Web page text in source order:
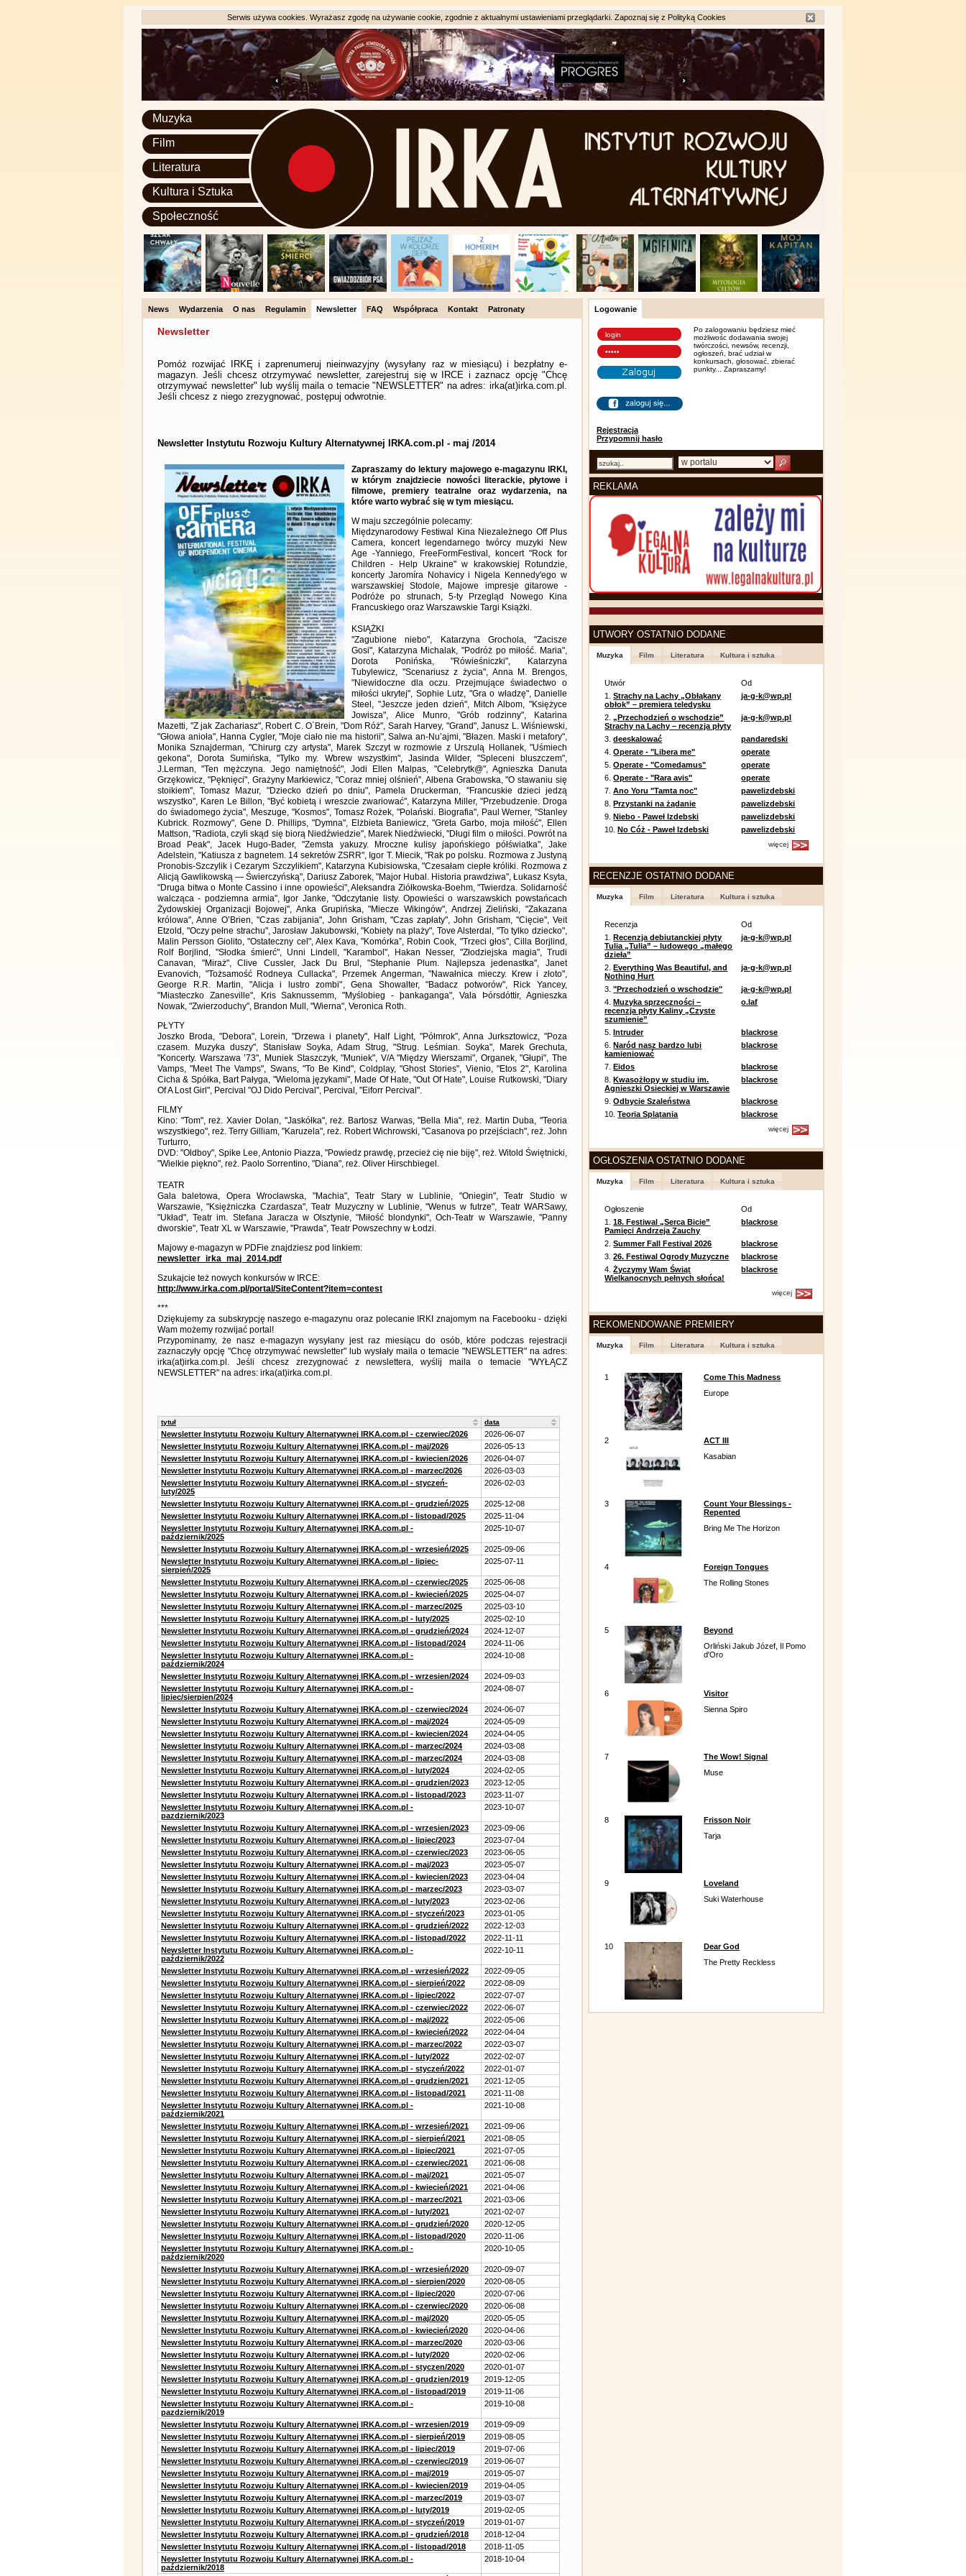
Serwis używa cookies. Wyrażasz zgodę na używanie cookie, zgodnie z aktualnymi ustawieniami przeglądarki. Zapoznaj się z Polityką Cookies
Muzyka
Film
Literatura
Kultura i Sztuka
Społeczność
News Wydarzenia O nas Regulamin Newsletter FAQ Współpraca Kontakt Patronaty
Newsletter
Pomóż rozwijać IRKĘ i zaprenumeruj nieinwazyjny (wysyłany raz w miesiącu) i bezpłatny e-
magazyn. Jeśli chcesz otrzymywać newsletter, zarejestruj się w IRCE i zaznacz opcję "Chcę
otrzymywać newsletter" lub wyślij maila o temacie "NEWSLETTER" na adres: irka(at)irka.com.pl.
Jeśli chcesz z niego zrezygnować, postępuj odwrotnie.
Newsletter Instytutu Rozwoju Kultury Alternatywnej IRKA.com.pl - maj /2014
Zapraszamy do lektury majowego e-magazynu IRKI,
w którym znajdziecie nowości literackie, płytowe i
filmowe, premiery teatralne oraz wydarzenia, na
które warto wybrać się w tym miesiącu.
W maju szczególnie polecamy:
Międzynarodowy Festiwal Kina Niezależnego Off Plus
Camera, koncert legendarnego twórcy muzyki New
Age -Yanniego, FreeFormFestival, koncert "Rock for
Children - Help Ukraine" w krakowskiej Rotundzie,
koncerty Jaromíra Nohavicy i Nigela Kennedy'ego w
warszawskiej Stodole, Majowe impresje gitarowe -
Podróże po strunach, 5-ty Przegląd Nowego Kina
Francuskiego oraz Warszawskie Targi Książki.
KSIĄŻKI
"Zagubione niebo", Katarzyna Grochola, "Zacisze
Gosi", Katarzyna Michalak, "Podróż po miłość. Maria",
Dorota Ponińska, "Rówieśniczki", Katarzyna
Tubylewicz, "Scenariusz z życia", Anna M. Brengos,
"Niewidoczne dla oczu. Przejmujące świadectwo o
miłości ukrytej", Sophie Lutz, "Gra o władzę", Danielle
Steel, "Jeszcze jeden dzień", Mitch Albom, "Księżyce
Jowisza", Alice Munro, "Grób rodzinny", Katarina
Mazetti, "Z jak Zachariasz", Robert C. O`Brein, "Dom Róż", Sarah Harvey, "Grand", Janusz L. Wiśniewski,
"Głowa anioła", Hanna Cygler, "Moje ciało nie ma historii", Salwa an-Nu’ajmi, "Błazen. Maski i metafory",
Monika Sznajderman, "Chirurg czy artysta", Marek Szczyt w rozmowie z Urszulą Hollanek, "Uśmiech
gekona", Dorota Sumińska, "Tylko my. Wbrew wszystkim", Jasinda Wilder, "Spleceni bluszczem",
J.Lerman, "Ten mężczyna. Jego namiętność", Jodi Ellen Malpas, "Celebrytk@", Agnieszka Danuta
Grzękowicz, "Pęknięci", Grażyny Markiewicz, "Coraz mniej olśnień", Ałbena Grabowska, "O stawaniu się
stoikiem", Tomasz Mazur, "Dziecko dzień po dniu", Pamela Druckerman, "Francuskie dzieci jedzą
wszystko", Karen Le Billon, "Być kobietą i wreszcie zwariować", Katarzyna Miller, "Przebudzenie. Droga
do świadomego życia", Meszuge, "Kosmos", Tomasz Rożek, "Polański. Biografia", Paul Werner, "Stanley
Kubrick. Rozmowy", Gene D. Phillips, "Dymna", Elżbieta Baniewicz, "Greta Garbo, moja miłość", Ellen
Mattson, "Radiota, czyli skąd się biorą Niedźwiedzie", Marek Niedźwiecki, "Długi film o miłości. Powrót na
Broad Peak", Jacek Hugo-Bader, "Zemsta yakuzy. Mroczne kulisy japońskiego półświatka", Jake
Adelstein, "Katiusza z bagnetem. 14 sekretów ZSRR", Igor T. Miecik, "Rak po polsku. Rozmowa z Justyną
Pronobis-Szczylik i Cezarym Szczylikiem", Katarzyna Kubisiowska, "Czesałam ciepłe króliki. Rozmowa z
Alicją Gawlikowską — Świerczyńską", Dariusz Zaborek, "Major Hubal. Historia prawdziwa", Łukasz Ksyta,
"Druga bitwa o Monte Cassino i inne opowieści", Aleksandra Ziółkowska-Boehm, "Twierdza. Solidarność
walcząca - podziemna armia", Igor Janke, "Odczytanie listy. Opowieści o warszawskich powstańcach
Żydowskiej Organizacji Bojowej", Anka Grupińska, "Miecze Wikingów", Andrzej Zieliński, "Zakazana
królowa", Anne O’Brien, "Czas zabijania", John Grisham, "Czas zapłaty", John Grisham, "Cięcie", Veit
Etzold, "Oczy pełne strachu", Jarosław Jakubowski, "Kobiety na plaży", Tove Alsterdal, "To tylko dziecko",
Malin Persson Giolito, "Ostateczny cel", Alex Kava, "Komórka”, Robin Cook, "Trzeci głos", Cilla Borjlind,
Rolf Borjlind, "Słodka śmierć", Unni Lindell, "Karambol", Hakan Nesser, "Złodziejska magia", Trudi
Canavan, "Miraż", Clive Cussler, Jack Du Brul, "Stephanie Plum. Najlepsza jedenastka", Janet
Evanovich, "Tożsamość Rodneya Cullacka", Przemek Angerman, "Nawałnica mieczy. Krew i złoto",
George R.R. Martin, "Alicja i lustro zombi", Gena Showalter, "Badacz potworów", Rick Yancey,
"Miasteczko Zanesville", Kris Saknussemm, "Myślobieg - þankaganga", Vala Þórsdóttir, Agnieszka
Nowak, "Zwierzoduchy", Brandon Mull, "Wierna", Veronica Roth.
PŁYTY
Joszko Broda, "Debora", Lorein, "Drzewa i planety", Half Light, "Półmrok", Anna Jurksztowicz, "Poza
czasem. Muzyka duszy", Stanisław Soyka, Adam Strug, "Strug. Leśmian. Soyka", Marek Grechuta,
"Koncerty. Warszawa ’73", Muniek Staszczyk, "Muniek", V/A "Między Wierszami", Organek, "Głupi", The
Vamps, "Meet The Vamps", Swans, "To Be Kind", Coldplay, "Ghost Stories", Vienio, "Etos 2", Karolina
Cicha & Spółka, Bart Pałyga, "Wieloma językami", Made Of Hate, "Out Of Hate", Louise Rutkowski, "Diary
Of A Lost Girl", Percival "OJ Dido Percival", Percival, "Eiforr Percival".
FILMY
Kino: "Tom", reż. Xavier Dolan, "Jaskółka", reż. Bartosz Warwas, "Bella Mia", reż. Martin Duba, "Teoria
wszystkiego", reż. Terry Gilliam, "Karuzela", reż. Robert Wichrowski, "Casanova po przejściach", reż. John
Turturro,
DVD: "Oldboy", Spike Lee, Antonio Piazza, "Powiedz prawdę, przecież cię nie biję", reż. Witold Świętnicki,
"Wielkie piękno", reż. Paolo Sorrentino, "Diana", reż. Oliver Hirschbiegel.
TEATR
Gala baletowa, Opera Wrocławska, "Machia", Teatr Stary w Lublinie, "Oniegin", Teatr Studio w
Warszawie, "Księżniczka Czardasza", Teatr Muzyczny w Lublinie, "Wenus w futrze", Teatr WARSawy,
"Układ", Teatr im. Stefana Jaracza w Olsztynie, "Miłość blondynki", Och-Teatr w Warszawie, "Panny
dworskie", Teatr XL w Warszawie, "Prawda", Teatr Powszechny w Łodzi.
Majowy e-magazyn w PDFie znajdziesz pod linkiem:
newsletter_irka_maj_2014.pdf
Szukajcie też nowych konkursów w IRCE:
http://www.irka.com.pl/portal/SiteContent?item=contest
***
Dziękujemy za subskrypcję naszego e-magazynu oraz polecanie IRKI znajomym na Facebooku - dzięki
Wam możemy rozwijać portal!
Przypominamy, że nasz e-magazyn wysyłany jest raz miesiącu do osób, które podczas rejestracji
zaznaczyły opcję "Chcę otrzymywać newsletter" lub wysłały maila o temacie "NEWSLETTER" na adres:
irka(at)irka.com.pl. Jeśli chcesz zrezygnować z newslettera, wyślij maila o temacie "WYŁĄCZ
NEWSLETTER" na adres: irka(at)irka.com.pl.
tytuł data
Newsletter Instytutu Rozwoju Kultury Alternatywnej IRKA.com.pl - czerwiec/2026
2026-06-07
Newsletter Instytutu Rozwoju Kultury Alternatywnej IRKA.com.pl - maj/2026
2026-05-13
Newsletter Instytutu Rozwoju Kultury Alternatywnej IRKA.com.pl - kwiecien/2026
2026-04-07
Newsletter Instytutu Rozwoju Kultury Alternatywnej IRKA.com.pl - marzec/2026
2026-03-03
Newsletter Instytutu Rozwoju Kultury Alternatywnej IRKA.com.pl - styczeń-
luty/2025
2026-02-03
Newsletter Instytutu Rozwoju Kultury Alternatywnej IRKA.com.pl - grudzień/2025
2025-12-08
Newsletter Instytutu Rozwoju Kultury Alternatywnej IRKA.com.pl - listopad/2025
2025-11-04
Newsletter Instytutu Rozwoju Kultury Alternatywnej IRKA.com.pl -
październik/2025
2025-10-07
Newsletter Instytutu Rozwoju Kultury Alternatywnej IRKA.com.pl - wrzesień/2025
2025-09-06
Newsletter Instytutu Rozwoju Kultury Alternatywnej IRKA.com.pl - lipiec-
sierpień/2025
2025-07-11
Newsletter Instytutu Rozwoju Kultury Alternatywnej IRKA.com.pl - czerwiec/2025
2025-06-08
Newsletter Instytutu Rozwoju Kultury Alternatywnej IRKA.com.pl - kwiecień/2025
2025-04-07
Newsletter Instytutu Rozwoju Kultury Alternatywnej IRKA.com.pl - marzec/2025
2025-03-10
Newsletter Instytutu Rozwoju Kultury Alternatywnej IRKA.com.pl - luty/2025
2025-02-10
Newsletter Instytutu Rozwoju Kultury Alternatywnej IRKA.com.pl - grudzień/2024
2024-12-07
Newsletter Instytutu Rozwoju Kultury Alternatywnej IRKA.com.pl - listopad/2024
2024-11-06
Newsletter Instytutu Rozwoju Kultury Alternatywnej IRKA.com.pl -
październik/2024
2024-10-08
Newsletter Instytutu Rozwoju Kultury Alternatywnej IRKA.com.pl - wrzesien/2024
2024-09-03
Newsletter Instytutu Rozwoju Kultury Alternatywnej IRKA.com.pl -
lipiec/sierpien/2024
2024-08-07
Newsletter Instytutu Rozwoju Kultury Alternatywnej IRKA.com.pl - czerwiec/2024
2024-06-07
Newsletter Instytutu Rozwoju Kultury Alternatywnej IRKA.com.pl - maj/2024
2024-05-09
Newsletter Instytutu Rozwoju Kultury Alternatywnej IRKA.com.pl - kwiecien/2024
2024-04-05
Newsletter Instytutu Rozwoju Kultury Alternatywnej IRKA.com.pl - marzec/2024
2024-03-08
Newsletter Instytutu Rozwoju Kultury Alternatywnej IRKA.com.pl - marzec/2024
2024-03-08
Newsletter Instytutu Rozwoju Kultury Alternatywnej IRKA.com.pl - luty/2024
2024-02-05
Newsletter Instytutu Rozwoju Kultury Alternatywnej IRKA.com.pl - grudzien/2023
2023-12-05
Newsletter Instytutu Rozwoju Kultury Alternatywnej IRKA.com.pl - listopad/2023
2023-11-07
Newsletter Instytutu Rozwoju Kultury Alternatywnej IRKA.com.pl -
pazdziernik/2023
2023-10-07
Newsletter Instytutu Rozwoju Kultury Alternatywnej IRKA.com.pl - wrzesien/2023
2023-09-06
Newsletter Instytutu Rozwoju Kultury Alternatywnej IRKA.com.pl - lipiec/2023
2023-07-04
Newsletter Instytutu Rozwoju Kultury Alternatywnej IRKA.com.pl - czerwiec/2023
2023-06-05
Newsletter Instytutu Rozwoju Kultury Alternatywnej IRKA.com.pl - maj/2023
2023-05-07
Newsletter Instytutu Rozwoju Kultury Alternatywnej IRKA.com.pl - kwiecien/2023
2023-04-04
Newsletter Instytutu Rozwoju Kultury Alternatywnej IRKA.com.pl - marzec/2023
2023-03-07
Newsletter Instytutu Rozwoju Kultury Alternatywnej IRKA.com.pl - luty/2023
2023-02-06
Newsletter Instytutu Rozwoju Kultury Alternatywnej IRKA.com.pl - styczeń/2023
2023-01-05
Newsletter Instytutu Rozwoju Kultury Alternatywnej IRKA.com.pl - grudzień/2022
2022-12-03
Newsletter Instytutu Rozwoju Kultury Alternatywnej IRKA.com.pl - listopad/2022
2022-11-11
Newsletter Instytutu Rozwoju Kultury Alternatywnej IRKA.com.pl -
październik/2022
2022-10-11
Newsletter Instytutu Rozwoju Kultury Alternatywnej IRKA.com.pl - wrzesień/2022
2022-09-05
Newsletter Instytutu Rozwoju Kultury Alternatywnej IRKA.com.pl - sierpień/2022
2022-08-09
Newsletter Instytutu Rozwoju Kultury Alternatywnej IRKA.com.pl - lipiec/2022
2022-07-07
Newsletter Instytutu Rozwoju Kultury Alternatywnej IRKA.com.pl - czerwiec/2022
2022-06-07
Newsletter Instytutu Rozwoju Kultury Alternatywnej IRKA.com.pl - maj/2022
2022-05-06
Newsletter Instytutu Rozwoju Kultury Alternatywnej IRKA.com.pl - kwiecień/2022
2022-04-04
Newsletter Instytutu Rozwoju Kultury Alternatywnej IRKA.com.pl - marzec/2022
2022-03-07
Newsletter Instytutu Rozwoju Kultury Alternatywnej IRKA.com.pl - luty/2022
2022-02-07
Newsletter Instytutu Rozwoju Kultury Alternatywnej IRKA.com.pl - styczeń/2022
2022-01-07
Newsletter Instytutu Rozwoju Kultury Alternatywnej IRKA.com.pl - grudzien/2021
2021-12-05
Newsletter Instytutu Rozwoju Kultury Alternatywnej IRKA.com.pl - listopad/2021
2021-11-08
Newsletter Instytutu Rozwoju Kultury Alternatywnej IRKA.com.pl -
październik/2021
2021-10-08
Newsletter Instytutu Rozwoju Kultury Alternatywnej IRKA.com.pl - wrzesień/2021
2021-09-06
Newsletter Instytutu Rozwoju Kultury Alternatywnej IRKA.com.pl - sierpień/2021
2021-08-05
Newsletter Instytutu Rozwoju Kultury Alternatywnej IRKA.com.pl - lipiec/2021
2021-07-05
Newsletter Instytutu Rozwoju Kultury Alternatywnej IRKA.com.pl - czerwiec/2021
2021-06-08
Newsletter Instytutu Rozwoju Kultury Alternatywnej IRKA.com.pl - maj/2021
2021-05-07
Newsletter Instytutu Rozwoju Kultury Alternatywnej IRKA.com.pl - kwiecień/2021
2021-04-06
Newsletter Instytutu Rozwoju Kultury Alternatywnej IRKA.com.pl - marzec/2021
2021-03-06
Newsletter Instytutu Rozwoju Kultury Alternatywnej IRKA.com.pl - luty/2021
2021-02-07
Newsletter Instytutu Rozwoju Kultury Alternatywnej IRKA.com.pl - grudzień/2020
2020-12-05
Newsletter Instytutu Rozwoju Kultury Alternatywnej IRKA.com.pl - listopad/2020
2020-11-06
Newsletter Instytutu Rozwoju Kultury Alternatywnej IRKA.com.pl -
październik/2020
2020-10-05
Newsletter Instytutu Rozwoju Kultury Alternatywnej IRKA.com.pl - wrzesień/2020
2020-09-07
Newsletter Instytutu Rozwoju Kultury Alternatywnej IRKA.com.pl - sierpien/2020
2020-08-05
Newsletter Instytutu Rozwoju Kultury Alternatywnej IRKA.com.pl - lipiec/2020
2020-07-06
Newsletter Instytutu Rozwoju Kultury Alternatywnej IRKA.com.pl - czerwiec/2020
2020-06-08
Newsletter Instytutu Rozwoju Kultury Alternatywnej IRKA.com.pl - maj/2020
2020-05-05
Newsletter Instytutu Rozwoju Kultury Alternatywnej IRKA.com.pl - kwiecień/2020
2020-04-06
Newsletter Instytutu Rozwoju Kultury Alternatywnej IRKA.com.pl - marzec/2020
2020-03-06
Newsletter Instytutu Rozwoju Kultury Alternatywnej IRKA.com.pl - luty/2020
2020-02-06
Newsletter Instytutu Rozwoju Kultury Alternatywnej IRKA.com.pl - styczen/2020
2020-01-07
Newsletter Instytutu Rozwoju Kultury Alternatywnej IRKA.com.pl - grudzien/2019
2019-12-05
Newsletter Instytutu Rozwoju Kultury Alternatywnej IRKA.com.pl - listopad/2019
2019-11-06
Newsletter Instytutu Rozwoju Kultury Alternatywnej IRKA.com.pl -
pazdziernik/2019
2019-10-08
Newsletter Instytutu Rozwoju Kultury Alternatywnej IRKA.com.pl - wrzesien/2019
2019-09-09
Newsletter Instytutu Rozwoju Kultury Alternatywnej IRKA.com.pl - sierpień/2019
2019-08-05
Newsletter Instytutu Rozwoju Kultury Alternatywnej IRKA.com.pl - lipiec/2019
2019-07-06
Newsletter Instytutu Rozwoju Kultury Alternatywnej IRKA.com.pl - czerwiec/2019
2019-06-07
Newsletter Instytutu Rozwoju Kultury Alternatywnej IRKA.com.pl - maj/2019
2019-05-07
Newsletter Instytutu Rozwoju Kultury Alternatywnej IRKA.com.pl - kwiecien/2019
2019-04-05
Newsletter Instytutu Rozwoju Kultury Alternatywnej IRKA.com.pl - marzec/2019
2019-03-07
Newsletter Instytutu Rozwoju Kultury Alternatywnej IRKA.com.pl - luty/2019
2019-02-05
Newsletter Instytutu Rozwoju Kultury Alternatywnej IRKA.com.pl - styczeń/2019
2019-01-07
Newsletter Instytutu Rozwoju Kultury Alternatywnej IRKA.com.pl - grudzień/2018
2018-12-04
Newsletter Instytutu Rozwoju Kultury Alternatywnej IRKA.com.pl - listopad/2018
2018-11-05
Newsletter Instytutu Rozwoju Kultury Alternatywnej IRKA.com.pl -
październik/2018
2018-10-04
Logowanie
Rejestracja
Przypomnij hasło
Po zalogowaniu będziesz mieć
możliwośc dodawania swojej
twórczości, newsów, recenzji,
ogłoszeń, brać udział w
konkursach, głosować, zbierać
punkty... Zapraszamy!
REKLAMA
UTWORY OSTATNIO DODANE
Muzyka Film Literatura Kultura i sztuka
Utwór
Od
1.Strachy na Lachy „Obłąkany
obłok” – premiera teledysku
ja-g-k@wp.pl
2.„Przechodzień o wschodzie”
Strachy na Lachy – recenzja płyty
ja-g-k@wp.pl
3.deeskalować
pandaredski
4.Operate - "Libera me"
operate
5.Operate - "Comedamus"
operate
6.Operate - "Rara avis"
operate
7.Ano Yoru "Tamta noc"
pawelizdebski
8.Przystanki na żądanie
pawelizdebski
9.Niebo - Paweł Izdebski
pawelizdebski
10.No Cóż - Paweł Izdebski pawelizdebski
więcej
RECENZJE OSTATNIO DODANE
Muzyka Film Literatura Kultura i sztuka
Recenzja
Od
1.Recenzja debiutanckiej płyty
Tulia „Tulia” – ludowego „małego
dzieła”
ja-g-k@wp.pl
2.Everything Was Beautiful, and
Nothing Hurt
ja-g-k@wp.pl
3."Przechodzień o wschodzie"
ja-g-k@wp.pl
4.Muzyka sprzeczności –
recenzja płyty Kaliny „Czyste
szumienie”
o.laf
5.Intruder
blackrose
6.Naród nasz bardzo lubi
kamieniować
blackrose
7.Eidos
blackrose
8.Kwasożłopy w studiu im.
Agnieszki Osieckiej w Warszawie
blackrose
9.Odbycie Szaleństwa
blackrose
10.Teoria Splątania blackrose
więcej
OGŁOSZENIA OSTATNIO DODANE
Muzyka Film Literatura Kultura i sztuka
Ogłoszenie
Od
1.18. Festiwal „Serca Bicie”
Pamięci Andrzeja Zauchy
blackrose
2.Summer Fall Festival 2026
blackrose
3.26. Festiwal Ogrody Muzyczne
blackrose
4.Życzymy Wam Świąt
Wielkanocnych pełnych słońca!
blackrose
więcej
REKOMENDOWANE PREMIERY
Muzyka Film Literatura Kultura i sztuka
1
Come This Madness
Europe
2
ACT III
Kasabian
3
Count Your Blessings -
Repented
Bring Me The Horizon
4
Foreign Tongues
The Rolling Stones
5
Beyond
Orliński Jakub Józef, Il Pomo
d'Oro
6
Visitor
Sienna Spiro
7
The Wow! Signal
Muse
8
Frisson Noir
Tarja
9
Loveland
Suki Waterhouse
10
Dear God
The Pretty Reckless